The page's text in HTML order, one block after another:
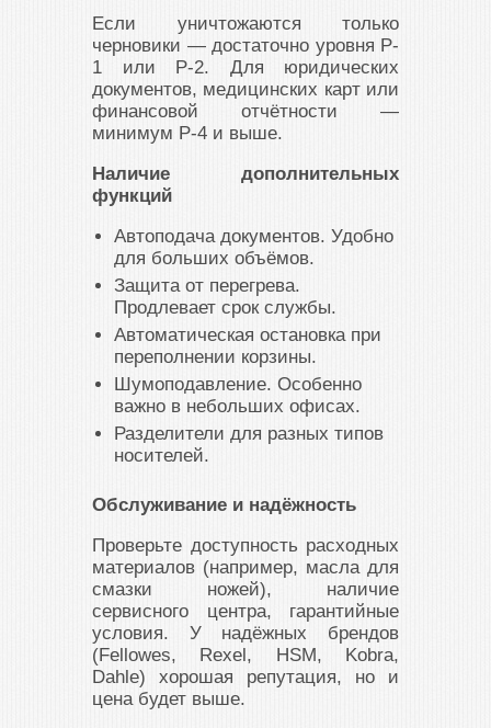
Если уничтожаются только
черновики — достаточно уровня P-
1 или P-2. Для юридических
документов, медицинских карт или
финансовой отчётности —
минимум P-4 и выше.
Наличие дополнительных
функций
Автоподача документов. Удобно
для больших объёмов.
Защита от перегрева.
Продлевает срок службы.
Автоматическая остановка при
переполнении корзины.
Шумоподавление. Особенно
важно в небольших офисах.
Разделители для разных типов
носителей.
Обслуживание и надёжность
Проверьте доступность расходных
материалов (например, масла для
смазки ножей), наличие
сервисного центра, гарантийные
условия. У надёжных брендов
(Fellowes, Rexel, HSM, Kobra,
Dahle) хорошая репутация, но и
цена будет выше.